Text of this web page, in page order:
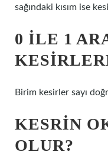
sağındaki kısım ise
0 ILE 1
Birim kesirler sayı
KESRIN
OLUR?